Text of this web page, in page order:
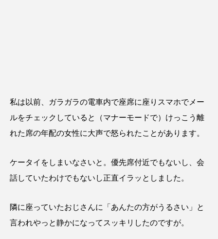
私は以前、ガラガラの電車内で座席に座りスマホでメー
ルをチェックしていると（マナーモードで）けっこう離
れた席の年配の女性に大声で怒られたことがあります。
ケータイをしまいなさいと。優先席付近でもないし、会
話していたわけでもないし正直イラッとしました。
隣に座っていたおじさんに「あんたの方がうるさい」と
言われやっと静かになってスッキリしたのですが。